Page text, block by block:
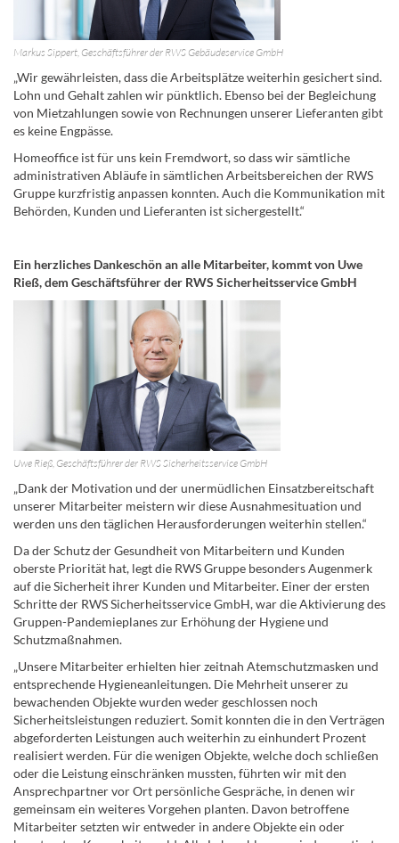
Markus Sippert, Geschäftsführer der RWS Gebäudeservice GmbH
„Wir gewährleisten, dass die Arbeitsplätze weiterhin gesichert sind.
Lohn und Gehalt zahlen wir pünktlich. Ebenso bei der Begleichung
von Mietzahlungen sowie von Rechnungen unserer Lieferanten gibt
es keine Engpässe.
Homeoffice ist für uns kein Fremdwort, so dass wir sämtliche
administrativen Abläufe in sämtlichen Arbeitsbereichen der RWS
Gruppe kurzfristig anpassen konnten. Auch die Kommunikation mit
Behörden, Kunden und Lieferanten ist sichergestellt.“
Ein herzliches Dankeschön an alle Mitarbeiter, kommt von Uwe
Rieß, dem Geschäftsführer der RWS Sicherheitsservice GmbH
Uwe Rieß, Geschäftsführer der RWS Sicherheitsservice GmbH
„Dank der Motivation und der unermüdlichen Einsatzbereitschaft
unserer Mitarbeiter meistern wir diese Ausnahmesituation und
werden uns den täglichen Herausforderungen weiterhin stellen.“
Da der Schutz der Gesundheit von Mitarbeitern und Kunden
oberste Priorität hat, legt die RWS Gruppe besonders Augenmerk
auf die Sicherheit ihrer Kunden und Mitarbeiter. Einer der ersten
Schritte der RWS Sicherheitsservice GmbH, war die Aktivierung des
Gruppen-Pandemieplanes zur Erhöhung der Hygiene und
Schutzmaßnahmen.
„Unsere Mitarbeiter erhielten hier zeitnah Atemschutzmasken und
entsprechende Hygieneanleitungen. Die Mehrheit unserer zu
bewachenden Objekte wurden weder geschlossen noch
Sicherheitsleistungen reduziert. Somit konnten die in den Verträgen
abgeforderten Leistungen auch weiterhin zu einhundert Prozent
realisiert werden. Für die wenigen Objekte, welche doch schließen
oder die Leistung einschränken mussten, führten wir mit den
Ansprechpartner vor Ort persönliche Gespräche, in denen wir
gemeinsam ein weiteres Vorgehen planten. Davon betroffene
Mitarbeiter setzten wir entweder in andere Objekte ein oder